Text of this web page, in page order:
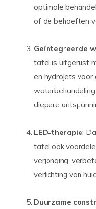
optimale
of de behoeften
Geïntegreerde
tafel is uitgerust
en hydrojets voor
diepere
LED-therapie:
tafel ook
verjonging,
verlichting van
Duurzame